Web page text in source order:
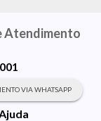
Atendimento
VIA WHATSAPP